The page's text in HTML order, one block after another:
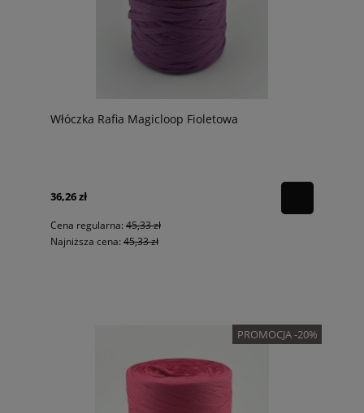
Włóczka Rafia Magicloop Fioletowa
36,26 zł
Cena regularna: 45,33 zł
Najniższa cena: 45,33 zł
PROMOCJA -20%